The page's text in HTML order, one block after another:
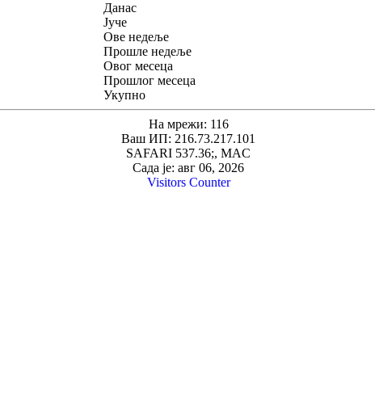
Данас
Јуче
Ове недеље
Прошле недеље
Овог месеца
Прошлог месеца
Укупно
На мрежи: 116
Ваш ИП: 216.73.217.101
SAFARI 537.36;, MAC
Сада је: авг 06, 2026
Visitors Counter